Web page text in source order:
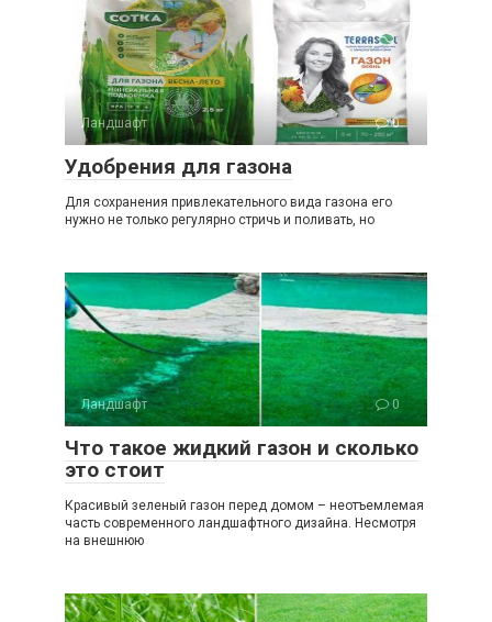
Ландшафт 0
Удобрения для газона
Для сохранения привлекательного вида газона его
нужно не только регулярно стричь и поливать, но
Ландшафт 0
Что такое жидкий газон и сколько
это стоит
Красивый зеленый газон перед домом – неотъемлемая
часть современного ландшафтного дизайна. Несмотря
на внешнюю